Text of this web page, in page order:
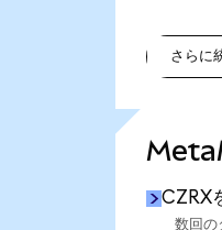
さらに
CZRX
数回の